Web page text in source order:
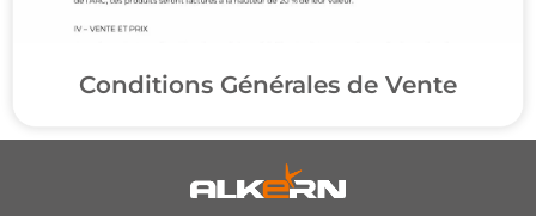
Conditions Générales de Vente